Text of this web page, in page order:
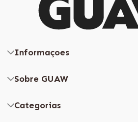
Informaçoes
Sobre GUAW
Categorias